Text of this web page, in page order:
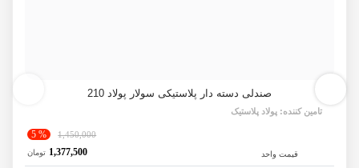
صندلی دسته دار پلاستیکی سولار پولاد 210
تامین کننده: پولاد پلاستیک
قیمت واحد
1,450,000
% 5
1,377,500 تومان